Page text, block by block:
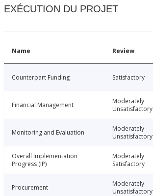
EXÉCUTION DU PROJET
Name Review
Counterpart Funding Satisfactory
Financial Management
Moderately
Unsatisfactory
Monitoring and Evaluation
Moderately
Unsatisfactory
Overall Implementation
Progress (IP)
Moderately
Satisfactory
Procurement
Moderately
Unsatisfactory